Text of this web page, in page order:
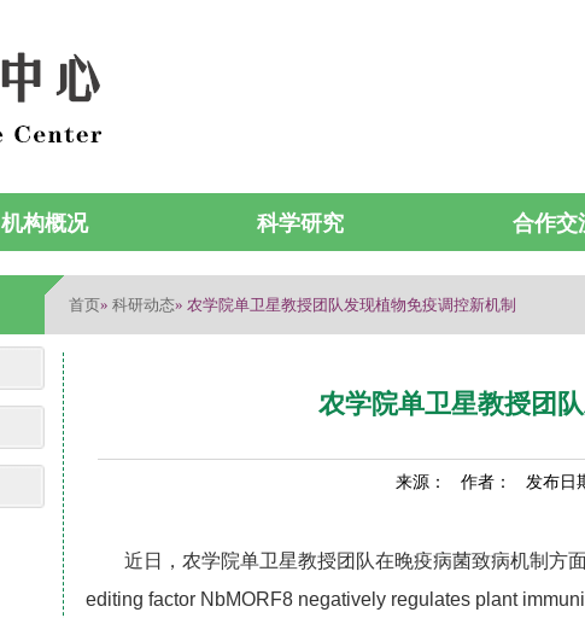
机构概况 科学研究 合作交
首页» 科研动态» 农学院单卫星教授团队发现植物免疫调控新机制
农学院单卫星教授团
来源： 作者： 发布日
近日，农学院单卫星教授团队在晚疫病菌致病机制方
editing factor NbMORF8 negatively regulates plant